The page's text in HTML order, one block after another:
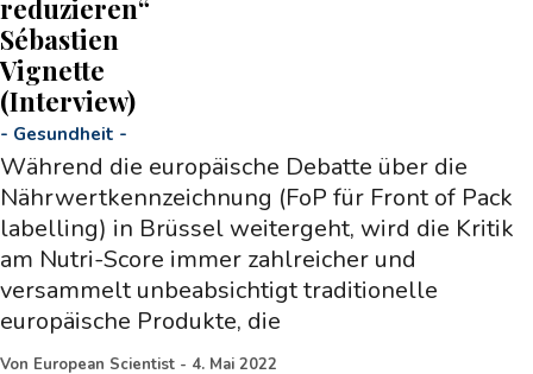
reduzieren“
Sébastien
Vignette
(Interview)
- Gesundheit -
Während die europäische Debatte über die
Nährwertkennzeichnung (FoP für Front of Pack
labelling) in Brüssel weitergeht, wird die Kritik
am Nutri-Score immer zahlreicher und
versammelt unbeabsichtigt traditionelle
europäische Produkte, die
Von European Scientist - 4. Mai 2022